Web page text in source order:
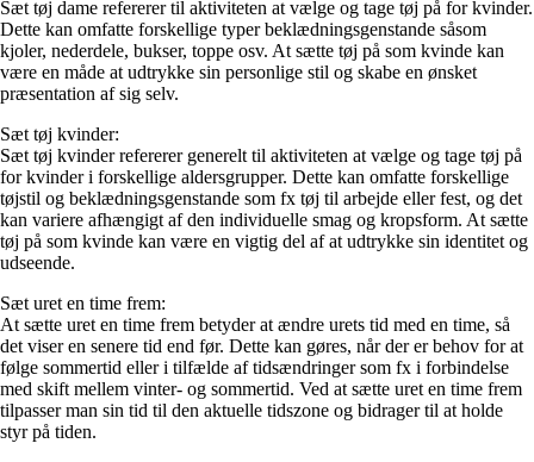
Sæt tøj dame refererer til aktiviteten at vælge og tage tøj på for kvinder.
Dette kan omfatte forskellige typer beklædningsgenstande såsom
kjoler, nederdele, bukser, toppe osv. At sætte tøj på som kvinde kan
være en måde at udtrykke sin personlige stil og skabe en ønsket
præsentation af sig selv.
Sæt tøj kvinder:
Sæt tøj kvinder refererer generelt til aktiviteten at vælge og tage tøj på
for kvinder i forskellige aldersgrupper. Dette kan omfatte forskellige
tøjstil og beklædningsgenstande som fx tøj til arbejde eller fest, og det
kan variere afhængigt af den individuelle smag og kropsform. At sætte
tøj på som kvinde kan være en vigtig del af at udtrykke sin identitet og
udseende.
Sæt uret en time frem:
At sætte uret en time frem betyder at ændre urets tid med en time, så
det viser en senere tid end før. Dette kan gøres, når der er behov for at
følge sommertid eller i tilfælde af tidsændringer som fx i forbindelse
med skift mellem vinter- og sommertid. Ved at sætte uret en time frem
tilpasser man sin tid til den aktuelle tidszone og bidrager til at holde
styr på tiden.